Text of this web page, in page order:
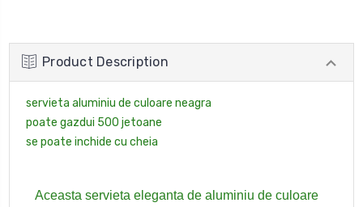
Product Description
servieta aluminiu de culoare neagra
poate gazdui 500 jetoane
se poate inchide cu cheia
Aceasta servieta eleganta de aluminiu de culoare